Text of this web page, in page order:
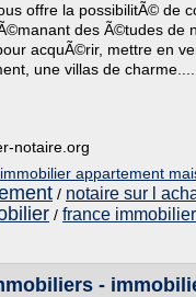
offre la possibilitÃ© de
des Ã©tudes de
acquÃ©rir, mettre en
une villas de charme....
notaire.org
appartement
/ notaire sur l
/ france
-